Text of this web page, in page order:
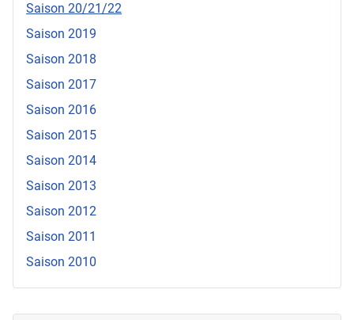
Saison 20/21/22
Saison 2019
Saison 2018
Saison 2017
Saison 2016
Saison 2015
Saison 2014
Saison 2013
Saison 2012
Saison 2011
Saison 2010